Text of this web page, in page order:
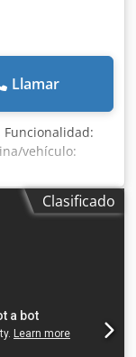
Llamar
Funcionalidad:
vehículo:
maquina: cinta
Ano: 1995
alfura
Clasificado